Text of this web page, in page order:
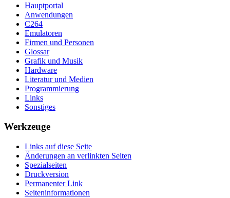
Hauptportal
Anwendungen
C264
Emulatoren
Firmen und Personen
Glossar
Grafik und Musik
Hardware
Literatur und Medien
Programmierung
Links
Sonstiges
Werkzeuge
Links auf diese Seite
Änderungen an verlinkten Seiten
Spezialseiten
Druckversion
Permanenter Link
Seiten­­informationen